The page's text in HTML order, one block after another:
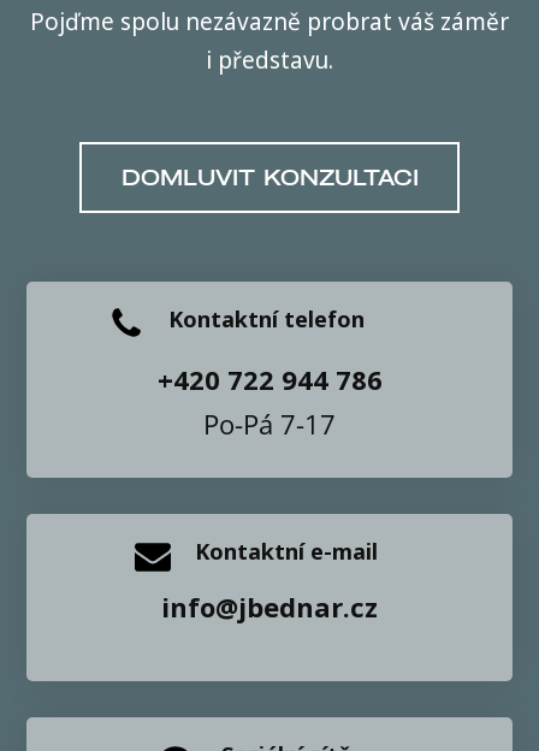
Pojďme spolu nezávazně probrat váš záměr
i představu.
DOMLUVIT KONZULTACI
Kontaktní telefon
+420 722 944 786
Po-Pá 7-17
Kontaktní e-mail
info@jbednar.cz